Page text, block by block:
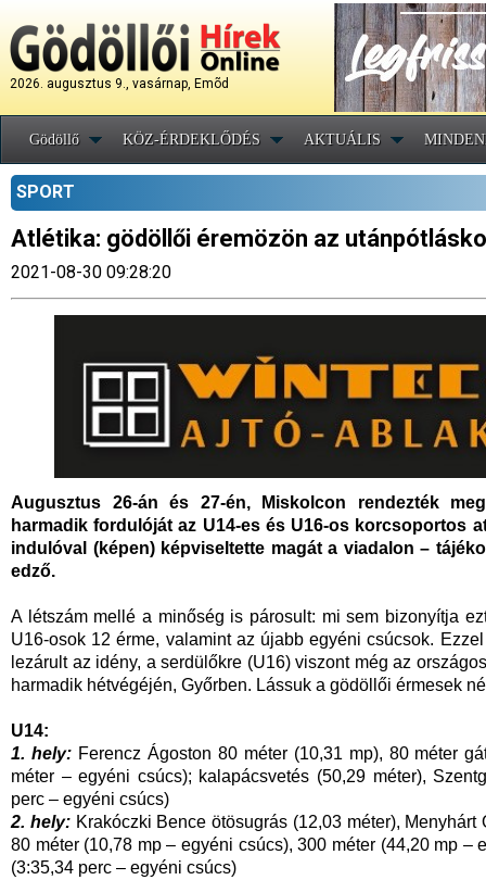
2026. augusztus 9., vasárnap, Emõd
Gödöllő KÖZ-ÉRDEKLŐDÉS AKTUÁLIS
SPORT
Atlétika: gödöllői éremözön az
2021-08-30 09:28:20
Augusztus 26-án és 27-én, Miskolcon rendezték
harmadik fordulóját az U14-es és U16-os korcsoportos
indulóval (képen) képviseltette magát a viadalon –
edző.
A létszám mellé a minőség is párosult: mi sem bizonyítja
U16-osok 12 érme, valamint az újabb egyéni csúcsok.
lezárult az idény, a serdülőkre (U16) viszont még az
harmadik hétvégéjén, Győrben. Lássuk a gödöllői érmesek
U14:
1. hely:Ferencz Ágoston 80 méter (10,31 mp), 80 méter
méter – egyéni csúcs); kalapácsvetés (50,29 méter),
perc – egyéni csúcs)
2. hely:Krakóczki Bence ötösugrás (12,03 méter),
80 méter (10,78 mp – egyéni csúcs), 300 méter (44,20 mp
(3:35,34 perc – egyéni csúcs)